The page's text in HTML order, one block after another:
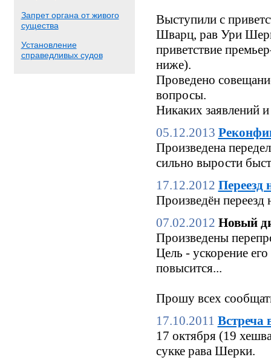
Запрет органа от живого
существа
Установление
справедливых судов
Выступили с
Шварц, рав Ури
приветствие
ниже).
Проведено
вопросы.
Никаких заявлений
05.12.2013
Произведена
сильно вырости
17.12.2012 Переезд
Произведён переезд
07.02.2012 Новый
Произведены
Цель - ускорение
повысится...
Прошу всех
17.10.2011 Встреча
17 октября (19
сукке рава Шерки.